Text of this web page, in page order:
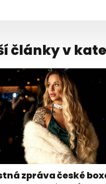
články v
zpráva české